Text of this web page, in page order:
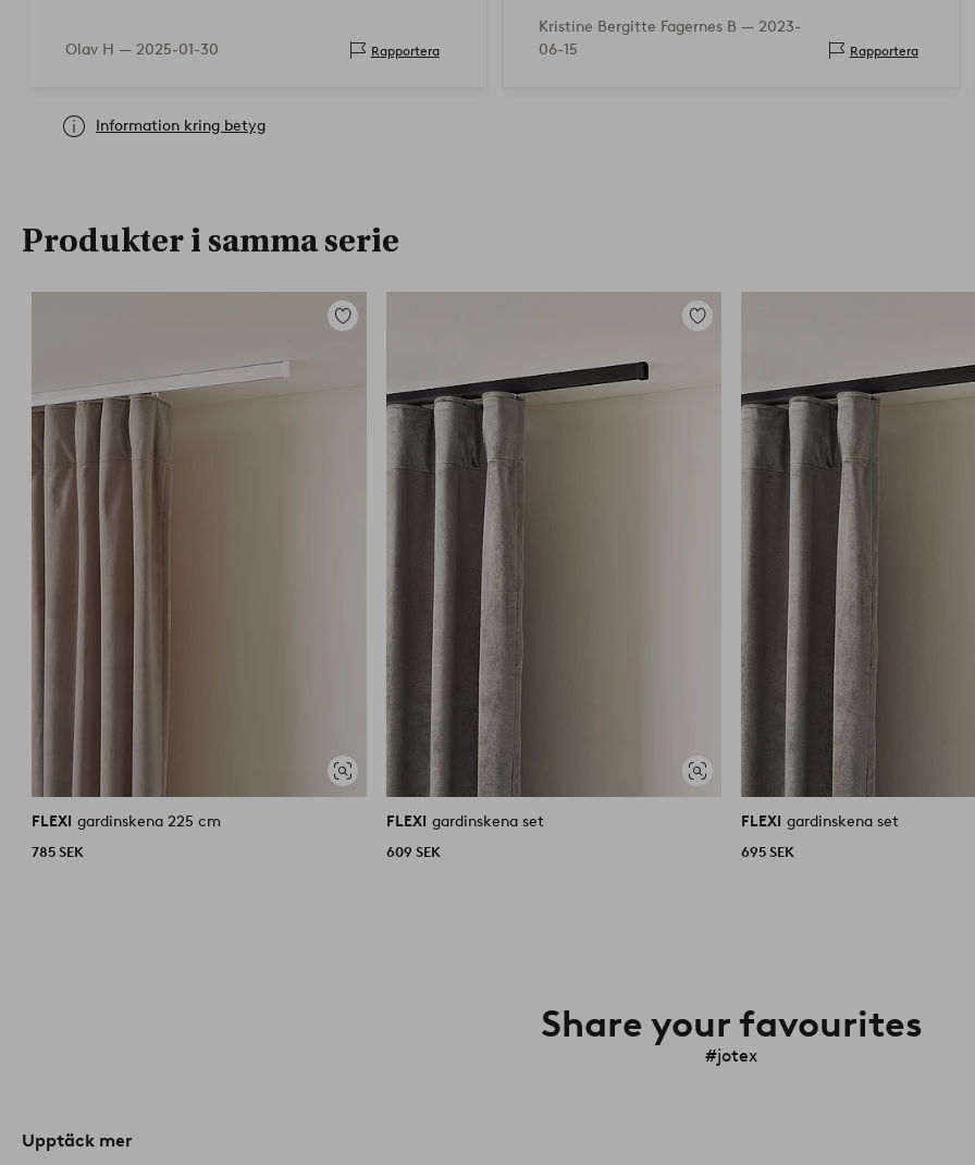
Olav H — 2025-01-30 Rapportera
Kristine Bergitte Fagernes B — 2023-
06-15
Rapportera
Information kring betyg
Produkter i samma serie
Visa
liknande
Lägg
FLEXI gardinskena 225 cm
785 SEK
Visa
liknande
Lägg
FLEXI gardinskena set
609 SEK
FLEXI gardinskena set
695 SEK
Share your favourites
#jotex
Upptäck mer